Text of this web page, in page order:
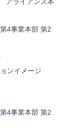
4事業本部 第2
ンイメージ
4事業本部 第2